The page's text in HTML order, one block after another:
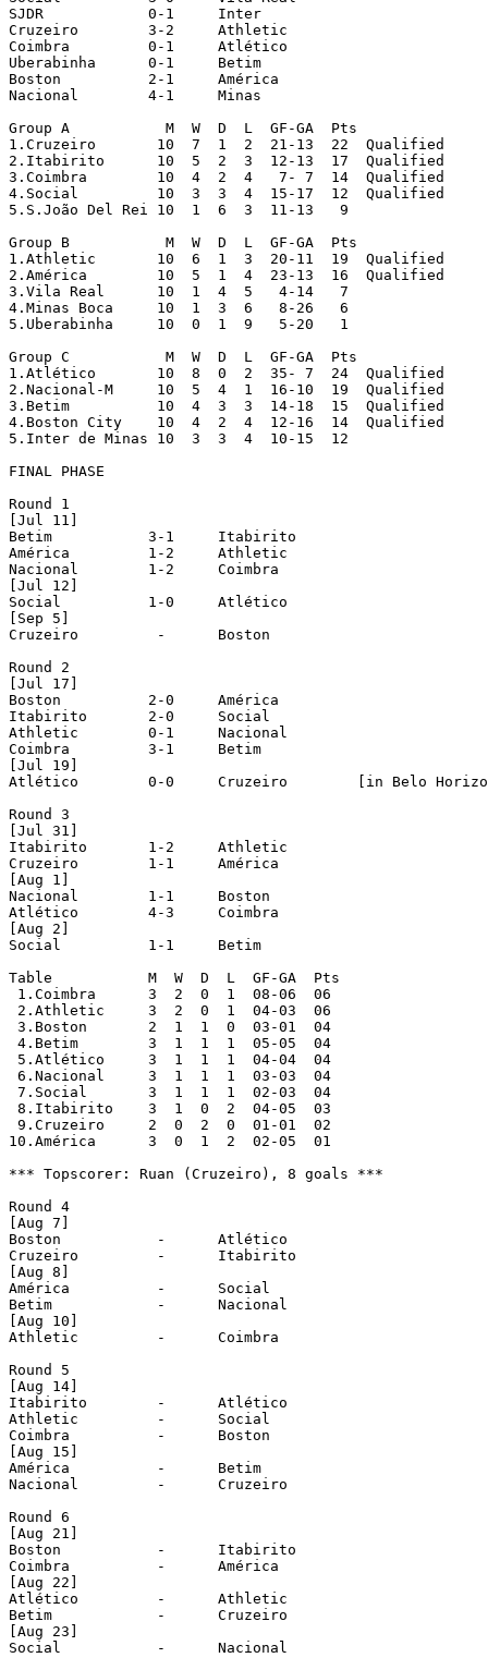
SJDR		0-1	Inter
Cruzeiro	3-2	Athletic
Coimbra		0-1	Atlético
Uberabinha	0-1	Betim
Boston		2-1	América
Nacional	4-1	Minas
Group A		  M  W  D  L  GF-GA  Pts
1.Cruzeiro	 10  7  1  2  21-13  22  Qualified
2.Itabirito	 10  5  2  3  12-13  17  Qualified
3.Coimbra	 10  4  2  4   7- 7  14  Qualified
4.Social	 10  3  3  4  15-17  12  Qualified
5.S.João Del Rei 10  1  6  3  11-13   9
Group B		  M  W  D  L  GF-GA  Pts
1.Athletic	 10  6  1  3  20-11  19  Qualified
2.América	 10  5  1  4  23-13  16  Qualified
3.Vila Real	 10  1  4  5   4-14   7
4.Minas Boca	 10  1  3  6   8-26   6
5.Uberabinha	 10  0  1  9   5-20   1
Group C		  M  W  D  L  GF-GA  Pts
1.Atlético	 10  8  0  2  35- 7  24  Qualified
2.Nacional-M	 10  5  4  1  16-10  19  Qualified
3.Betim		 10  4  3  3  14-18  15  Qualified
4.Boston City	 10  4  2  4  12-16  14  Qualified
5.Inter de Minas 10  3  3  4  10-15  12
FINAL PHASE
Round 1
[Jul 11]
Betim		3-1	Itabirito
América		1-2	Athletic
Nacional	1-2	Coimbra
[Jul 12]
Social		1-0	Atlético
[Sep 5]
Cruzeiro	 -	Boston
Round 2
[Jul 17]
Boston		2-0	América
Itabirito	2-0	Social
Athletic	0-1	Nacional
Coimbra		3-1	Betim
[Jul 19]
Atlético	0-0	Cruzeiro	[in Belo Horizonte]
Round 3
[Jul 31]
Itabirito	1-2	Athletic
Cruzeiro	1-1	América
[Aug 1]
Nacional	1-1	Boston
Atlético	4-3	Coimbra
[Aug 2]
Social		1-1	Betim
Table		M  W  D  L  GF-GA  Pts
1.Coimbra	3  2  0  1  08-06  06
2.Athletic	3  2  0  1  04-03  06
3.Boston	2  1  1  0  03-01  04
4.Betim	3  1  1  1  05-05  04
5.Atlético	3  1  1  1  04-04  04
6.Nacional	3  1  1  1  03-03  04
7.Social	3  1  1  1  02-03  04
8.Itabirito	3  1  0  2  04-05  03
9.Cruzeiro	2  0  2  0  01-01  02
10.América	3  0  1  2  02-05  01
*** Topscorer: Ruan (Cruzeiro), 8 goals ***
Round 4
[Aug 7]
Boston		 -	Atlético
Cruzeiro	 - 	Itabirito
[Aug 8]
América		 -	Social
Betim		 -	Nacional
[Aug 10]
Athletic	 -	Coimbra
Round 5
[Aug 14]
Itabirito	 -	Atlético
Athletic	 -	Social
Coimbra		 -	Boston
[Aug 15]
América		 -	Betim
Nacional	 -	Cruzeiro
Round 6
[Aug 21]
Boston		 -	Itabirito
Coimbra		 -	América
[Aug 22]
Atlético	 -	Athletic
Betim		 -	Cruzeiro
[Aug 23]
Social		 -	Nacional